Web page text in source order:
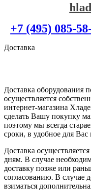
+7 (495) 085-
Доставка
Доставка оборудования
осуществляется
интернет-магазина
сделать Вашу покупку
поэтому мы всегда
сроки, в удобное для Вас
Доставка
дням. В случае
доставку позже или
согласованию. В случае
взиматься